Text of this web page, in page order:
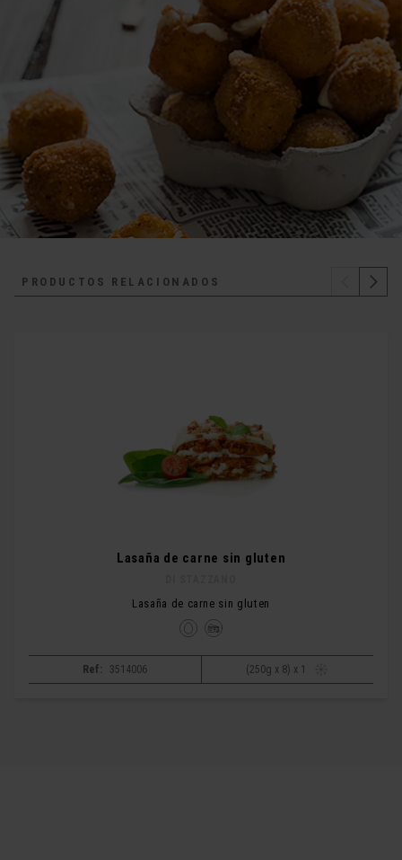
PRODUCTOS RELACIONADOS
Lasaña de carne sin gluten
Lasaña de carne sin gluten
Ref: 3514006 (250g x 8) x 1